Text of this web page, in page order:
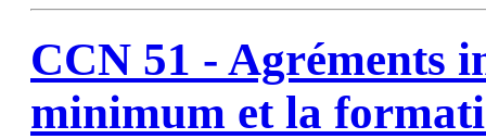
CCN 51 - Agréments
minimum et la